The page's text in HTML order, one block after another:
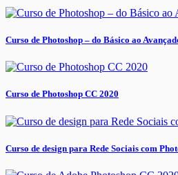
Curso de Photoshop – do Básico ao
Curso de Photoshop CC 2020
Curso de design para Rede Sociais com